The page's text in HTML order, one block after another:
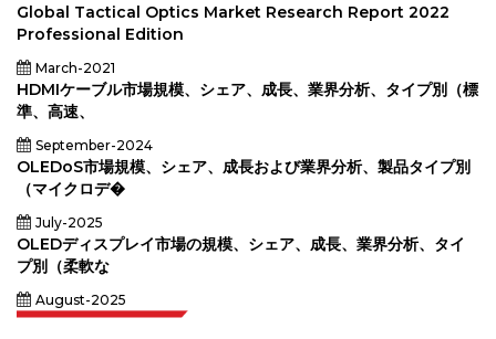
Global Tactical Optics Market Research Report 2022
Professional Edition
March-2021
HDMIケーブル市場規模、シェア、成長、業界分析、タイプ別（標
準、高速、
September-2024
OLEDoS市場規模、シェア、成長および業界分析、製品タイプ別
（マイクロデ�
July-2025
OLEDディスプレイ市場の規模、シェア、成長、業界分析、タイ
プ別（柔軟な
August-2025